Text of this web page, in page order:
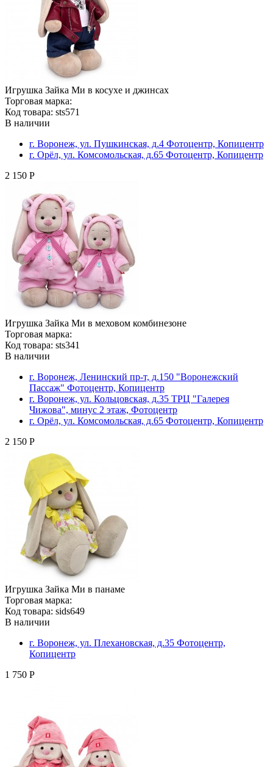
Игрушка Зайка Ми в косухе и джинсах
Торговая марка:
Код товара: sts571
В наличии
г. Воронеж, ул. Пушкинская, д.4 Фотоцентр, Копицентр
г. Орёл, ул. Комсомольская, д.65 Фотоцентр, Копицентр
2 150 Р
Игрушка Зайка Ми в меховом комбинезоне
Торговая марка:
Код товара: sts341
В наличии
г. Воронеж, Ленинский пр-т, д.150 "Воронежский
Пассаж" Фотоцентр, Копицентр
г. Воронеж, ул. Кольцовская, д.35 ТРЦ "Галерея
Чижова", минус 2 этаж, Фотоцентр
г. Орёл, ул. Комсомольская, д.65 Фотоцентр, Копицентр
2 150 Р
Игрушка Зайка Ми в панаме
Торговая марка:
Код товара: sids649
В наличии
г. Воронеж, ул. Плехановская, д.35 Фотоцентр,
Копицентр
1 750 Р